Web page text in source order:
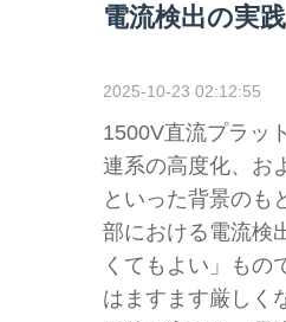
電流検出の実践
2025-10-23 02:12:55
1500V直流プラッ
連系の高度化、お
といった背景のも
部における電流検
くてもよい」もの
はますます厳しく